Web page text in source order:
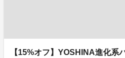
【15%オフ】YOSHINA進化系